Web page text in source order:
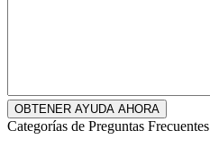
Categorías de Preguntas Frecuentes